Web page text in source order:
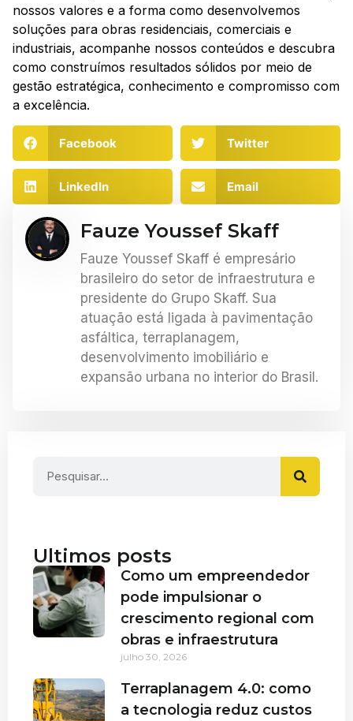
nossos valores e a forma como desenvolvemos
soluções para obras residenciais, comerciais e
industriais, acompanhe nossos conteúdos e descubra
como construímos resultados sólidos por meio de
gestão estratégica, conhecimento e compromisso com
a excelência.
Facebook Twitter
LinkedIn Email
Fauze Youssef Skaff
Fauze Youssef Skaff é empresário
brasileiro do setor de infraestrutura e
presidente do Grupo Skaff. Sua
atuação está ligada à pavimentação
asfáltica, terraplanagem,
desenvolvimento imobiliário e
expansão urbana no interior do Brasil.
Ultimos posts
Como um empreendedor
pode impulsionar o
crescimento regional com
obras e infraestrutura
julho 30, 2026
Terraplanagem 4.0: como
a tecnologia reduz custos